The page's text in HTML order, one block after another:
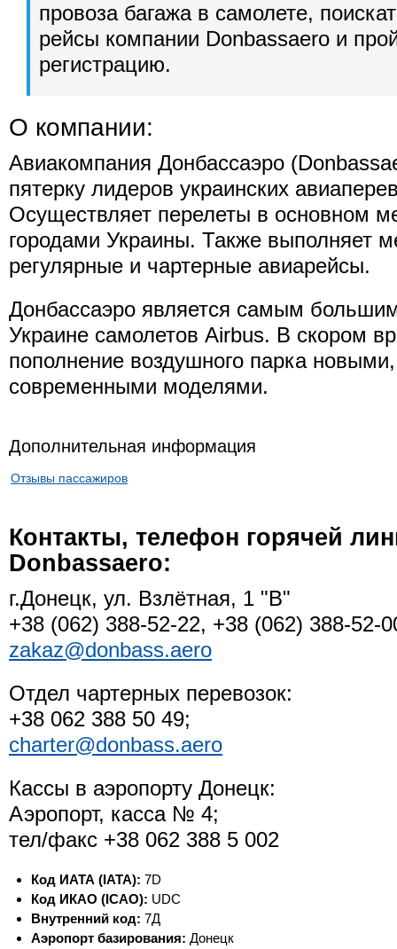
провоза багажа в самолете,
рейсы компании Donbassaero и
регистрацию.
О компании:
Авиакомпания Донбассаэро
пятерку лидеров украинских
Осуществляет перелеты в основном
городами Украины. Также выполняет
регулярные и чартерные авиарейсы.
Донбассаэро является самым
Украине самолетов Airbus. В скором
пополнение воздушного парка
современными моделями.
Дополнительная информация
Отзывы пассажиров
Контакты, телефон горячей
Donbassaero:
г.Донецк, ул. Взлётная, 1 "В"
+38 (062) 388-52-22, +38 (062) 388-52-
zakaz@donbass.aero
Отдел чартерных перевозок:
+38 062 388 50 49;
charter@donbass.aero
Кассы в аэропорту Донецк:
Аэропорт, касса № 4;
тел/факс +38 062 388 5 002
Код ИАТА (IATA): 7D
Код ИКАО (ICAO): UDC
Внутренний код: 7Д
Аэропорт базирования: Донецк